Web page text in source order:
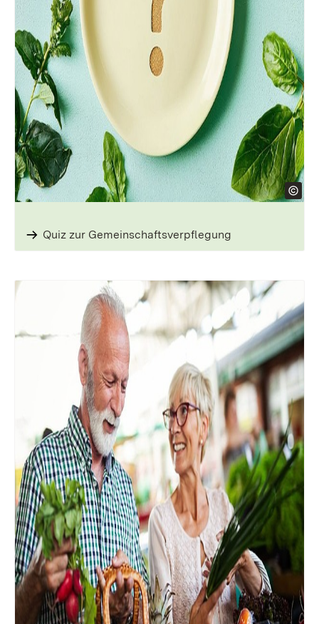
Quiz zur Gemeinschafts­verpflegung